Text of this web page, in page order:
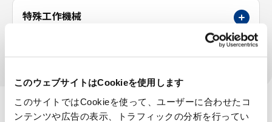
このウェブサイトはCookieを使用します
このサイトではCookieを使って、ユーザーに合わせたコ
ンテンツや広告の表示、トラフィックの分析を行ってい
特殊工作機械